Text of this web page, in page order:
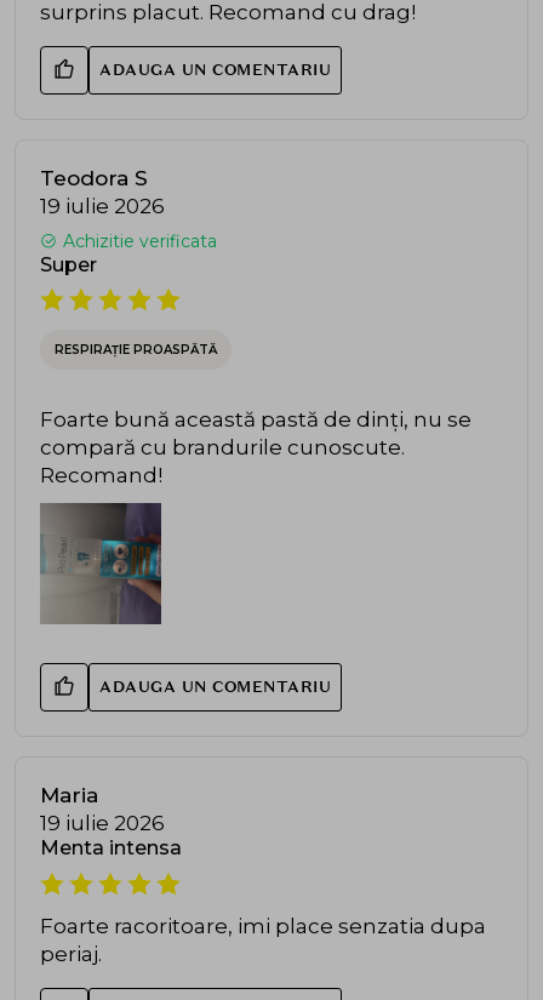
surprins placut. Recomand cu drag!
ADAUGA UN COMENTARIU
Teodora S
19 iulie 2026
Achizitie verificata
Super
RESPIRAȚIE PROASPĂTĂ
Foarte bună această pastă de dinți, nu se
compară cu brandurile cunoscute.
Recomand!
ADAUGA UN COMENTARIU
Maria
19 iulie 2026
Menta intensa
Foarte racoritoare, imi place senzatia dupa
periaj.